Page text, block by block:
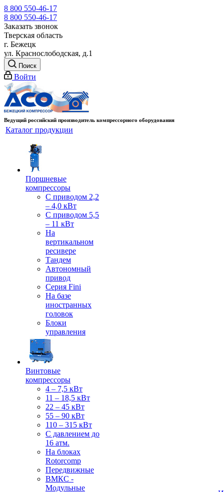
8 800 550-46-17
8 800 550-46-17
Заказать звонок
Тверская область
г. Бежецк
ул. Краснослободская, д.1
Поиск
Войти
Ведущий российский производитель компрессорного оборудования
Каталог продукции
Поршневые
компрессоры
С приводом 2,2
– 4,0 кВт
С приводом 5,5
– 11 кВт
На
вертикальном
ресивере
Тандем
Автономный
привод
Серия Fini
На базе
иностранных
головок
Блоки
управления
Винтовые
компрессоры
4 – 7,5 кВт
11 – 18,5 кВт
22 – 45 кВт
55 – 90 кВт
110 – 315 кВт
С давлением до
16 атм.
На блоках
Rotorcomp
Передвижные
ВМКС -
Модульные